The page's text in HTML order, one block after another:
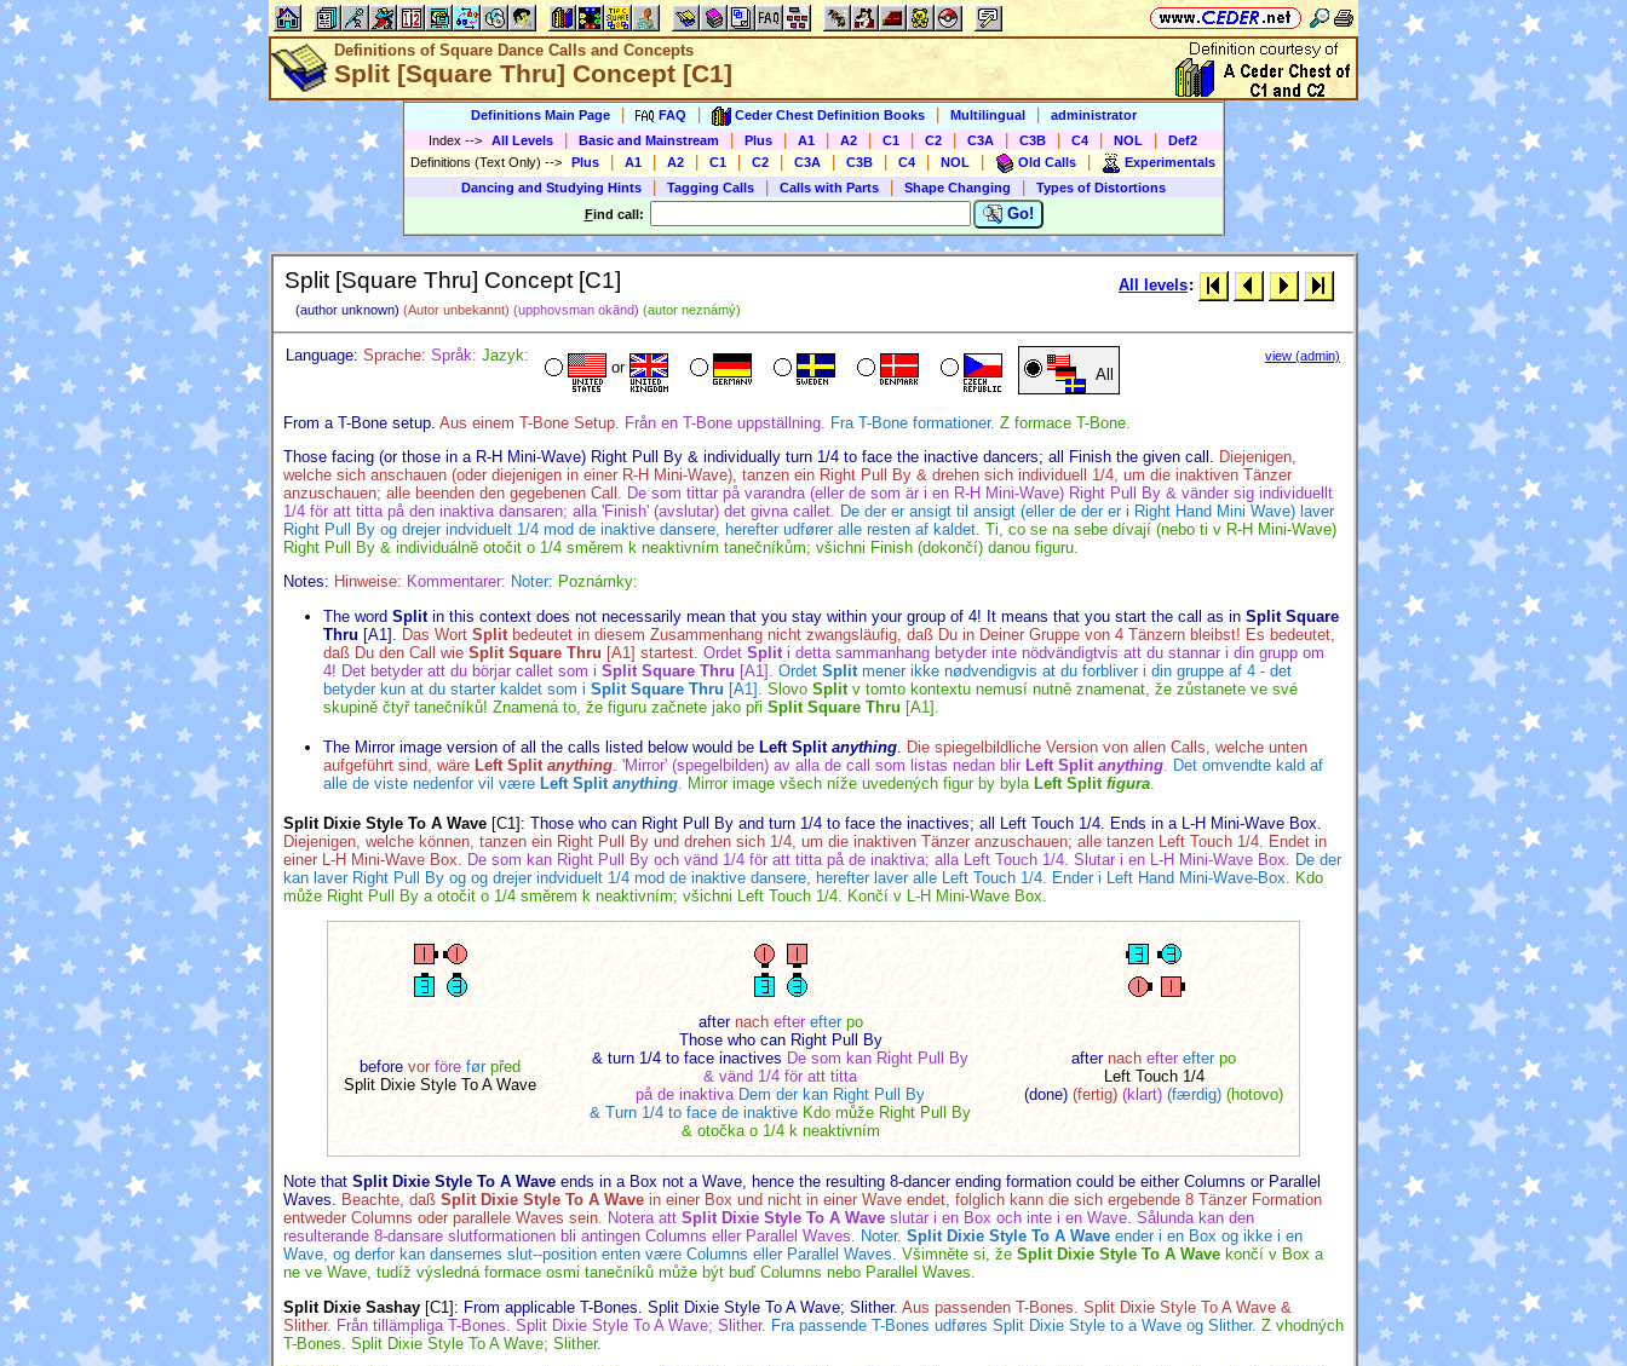
Definitions of Square Dance Calls and Concepts
Split [Square Thru] Concept [C1]
Definitions Main Page FAQ Ceder Chest Definition Books Multilingual
administrator
Index --> All Levels Basic and Mainstream Plus A1 A2 C1 C2 C3A C3B C4 NOL
Def2
Definitions (Text Only) --> Plus A1 A2 C1 C2 C3A C3B C4 NOL Old Calls
Experimentals
Dancing and Studying Hints
Tagging Calls Calls with Parts Shape Changing
Types of Distortions
Find call: Go!
Split [Square Thru] Concept [C1]
(author unknown) (Autor unbekannt) (upphovsman okänd) (autor neznámý)
All levels:
Language: Sprache: Språk: Jazyk:
or All
view (admin)
From a T-Bone setup. Aus einem T-Bone Setup. Från en T-Bone uppställning. Fra T-Bone formationer. Z formace T-Bone.
Those facing (or those in a R-H Mini-Wave) Right Pull By & individually turn 1/4 to face the inactive dancers; all Finish the given call.
Diejenigen,
welche sich anschauen (oder diejenigen in einer R-H Mini-Wave), tanzen ein Right Pull By & drehen sich individuell 1/4, um die inaktiven Tänzer
anzuschauen; alle beenden den gegebenen Call.
De som tittar på varandra (eller de som är i en R-H Mini-Wave) Right Pull By & vänder sig individuellt
1/4 för att titta på den inaktiva dansaren; alla 'Finish' (avslutar) det givna callet.
De der er ansigt til ansigt (eller de der er i Right Hand Mini Wave) laver
Right Pull By og drejer indviduelt 1/4 mod de inaktive dansere, herefter udfører alle resten af kaldet. Ti, co se na sebe dívají (nebo ti v R-H Mini-Wave)
Right Pull By & individuálně otočit o 1/4 směrem k neaktivním tanečníkům; všichni Finish (dokončí) danou figuru.
Notes: Hinweise: Kommentarer: Noter: Poznámky:
The word Splitin this context does not necessarily mean that you stay within your group of 4! It means that you start the call as in Split Square
Thru [A1]. Das Wort Split bedeutet in diesem Zusammenhang nicht zwangsläufig, daß Du in Deiner Gruppe von 4 Tänzern bleibst! Es bedeutet,
daß Du den Call wie Split Square Thru [A1] startest. Ordet Split i detta sammanhang betyder inte nödvändigtvis att du stannar i din grupp om
4! Det betyder att du börjar callet som i Split Square Thru [A1]. Ordet Split mener ikke nødvendigvis at du forbliver i din gruppe af 4 - det
betyder kun at du starter kaldet som i Split Square Thru [A1]. Slovo Splitv tomto kontextu nemusí nutně znamenat, že zůstanete ve své
skupině čtyř tanečníků! Znamená to, že figuru začnete jako při Split Square Thru [A1].
The Mirror image version of all the calls listed below would be Left Split anything Die spiegelbildliche Version von allen Calls, welche unten
aufgeführt sind, wäre Left Split anything 'Mirror' (spegelbilden) av alla de call som listas nedan blir Left Split anything Det omvendte kald af
alle de viste nedenfor vil være Left Split anything Mirror image všech níže uvedených figur by byla Left Split figura
Split Dixie Style To A Wave [C1]: Those who can Right Pull By and turn 1/4 to face the inactives; all Left Touch 1/4. Ends in a L-H Mini-Wave Box.
Diejenigen, welche können, tanzen ein Right Pull By und drehen sich 1/4, um die inaktiven Tänzer anzuschauen; alle tanzen Left Touch 1/4. Endet in
einer L-H Mini-Wave Box.
De som kan Right Pull By och vänd 1/4 för att titta på de inaktiva; alla Left Touch 1/4. Slutar i en L-H Mini-Wave Box.
De der
kan laver Right Pull By og og drejer indviduelt 1/4 mod de inaktive dansere, herefter laver alle Left Touch 1/4. Ender i Left Hand Mini-Wave-Box.
Kdo
může Right Pull By a otočit o 1/4 směrem k neaktivním; všichni Left Touch 1/4. Končí v L-H Mini-Wave Box.
before vor före før před
Split Dixie Style To A Wave
after nach efter efter po
Those who can Right Pull By
& turn 1/4 to face inactives De som kan Right Pull By
& vänd 1/4 för att titta
på de inaktiva Dem der kan Right Pull By
& Turn 1/4 to face de inaktive Kdo může Right Pull By
& otočka o 1/4 k neaktivním
after nach efter efter po
Left Touch 1/4
(done) (fertig) (klart) (færdig) (hotovo)
Note that Split Dixie Style To A Wave ends in a Box not a Wave, hence the resulting 8-dancer ending formation could be either Columns or Parallel
Waves. Beachte, daß Split Dixie Style To A Wave in einer Box und nicht in einer Wave endet, folglich kann die sich ergebende 8 Tänzer Formation
entweder Columns oder parallele Waves sein. Notera att Split Dixie Style To A Wave slutar i en Box och inte i en Wave. Sålunda kan den
resulterande 8-dansare slutformationen bli antingen Columns eller Parallel Waves. Noter. Split Dixie Style To A Wave ender i en Box og ikke i en
Wave, og derfor kan dansernes slut--position enten være Columns eller Parallel Waves. Všimněte si, že Split Dixie Style To A Wave končí v Box a
ne ve Wave, tudíž výsledná formace osmi tanečníků může být buď Columns nebo Parallel Waves.
Split Dixie Sashay [C1]: From applicable T-Bones. Split Dixie Style To A Wave; Slither. Aus passenden T-Bones. Split Dixie Style To A Wave &
Slither. Från tillämpliga T-Bones. Split Dixie Style To A Wave; Slither. Fra passende T-Bones udføres Split Dixie Style to a Wave og Slither. Z vhodných
T-Bones. Split Dixie Style To A Wave; Slither.